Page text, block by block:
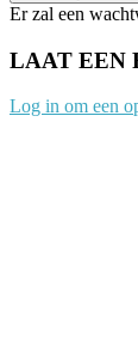
Er zal een
LAAT EEN
Log in om een